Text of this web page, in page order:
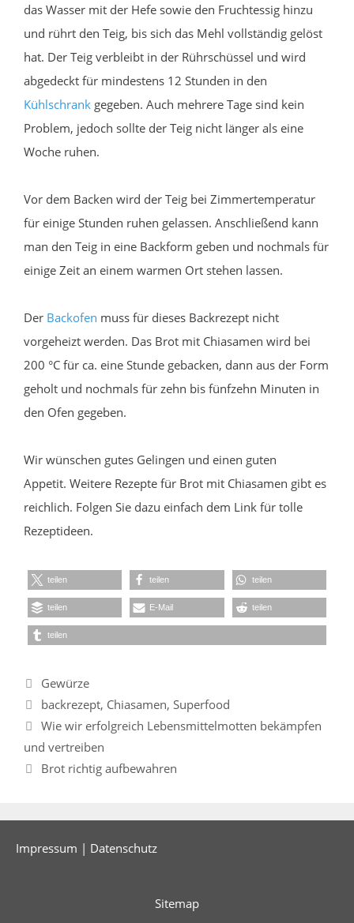
das Wasser mit der Hefe sowie den Fruchtessig hinzu
und rührt den Teig, bis sich das Mehl vollständig gelöst
hat. Der Teig verbleibt in der Rührschüssel und wird
abgedeckt für mindestens 12 Stunden in den
Kühlschrank gegeben. Auch mehrere Tage sind kein
Problem, jedoch sollte der Teig nicht länger als eine
Woche ruhen.
Vor dem Backen wird der Teig bei Zimmertemperatur
für einige Stunden ruhen gelassen. Anschließend kann
man den Teig in eine Backform geben und nochmals für
einige Zeit an einem warmen Ort stehen lassen.
Der Backofen muss für dieses Backrezept nicht
vorgeheizt werden. Das Brot mit Chiasamen wird bei
200 °C für ca. eine Stunde gebacken, dann aus der Form
geholt und nochmals für zehn bis fünfzehn Minuten in
den Ofen gegeben.
Wir wünschen gutes Gelingen und einen guten
Appetit. Weitere Rezepte für Brot mit Chiasamen gibt es
reichlich. Folgen Sie dazu einfach dem Link für tolle
Rezeptideen.
teilen teilen teilen
teilen E-Mail teilen
teilen
Kategorien
Gewürze
Schlagwörter
backrezept, Chiasamen, Superfood
Wie wir erfolgreich Lebensmittelmotten bekämpfen
und vertreiben
Brot richtig aufbewahren
Impressum | Datenschutz
Sitemap